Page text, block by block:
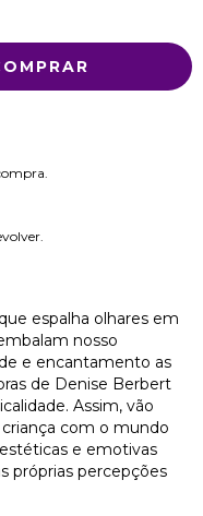
espalha olhares em
nosso
e encantamento as
de Denise Berbert
Assim, vão
com o mundo
e emotivas
próprias percepções